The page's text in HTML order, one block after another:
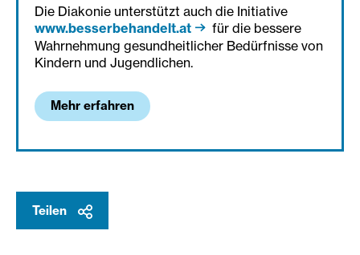
Die Diakonie unterstützt auch die Initiative
www.besserbehandelt.at
für die bessere
Wahrnehmung gesundheitlicher Bedürfnisse von
Kindern und Jugendlichen.
Mehr erfahren
Teilen